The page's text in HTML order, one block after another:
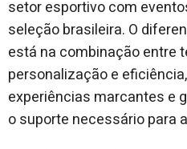
setor esportivo com
seleção brasileira. O
está na combinação entre
personalização e
experiências marcantes e
o suporte necessário para